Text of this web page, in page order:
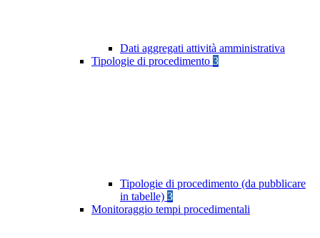
Dati aggregati attività amministrativa
Tipologie di procedimento 3
Tipologie di procedimento (da pubblicare
in tabelle) 3
Monitoraggio tempi procedimentali